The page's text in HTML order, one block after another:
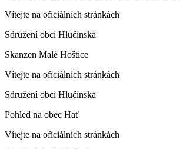
Vítejte na oficiálních stránkách
Sdružení obcí Hlučínska
Skanzen Malé Hoštice
Vítejte na oficiálních stránkách
Sdružení obcí Hlučínska
Pohled na obec Hať
Vítejte na oficiálních stránkách